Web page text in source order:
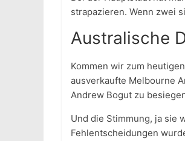
strapazieren. Wenn zwei
Australische
Kommen wir zum
ausverkaufte Melbourne
Andrew Bogut zu
Und die Stimmung, ja sie
Fehlentscheidungen